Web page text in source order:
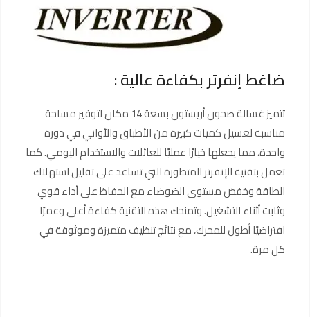
ضاغط إنفرتر بكفاءة عالية :
تتميز غسالة صحون أريستون بسعة 14 مكان لتوفير مساحة
مناسبة لغسيل كميات كبيرة من الأطباق والأواني في دورة
واحدة، مما يجعلها خيارًا عمليًا للعائلات والاستخدام اليومي. كما
تعمل بتقنية الإنفرتر المتطورة التي تساعد على تقليل استهلاك
الطاقة وخفض مستوى الضوضاء مع الحفاظ على أداء قوي
وثابت أثناء التشغيل. وتمنحك هذه التقنية كفاءة أعلى وعمرًا
افتراضيًا أطول للمحرك، مع نتائج تنظيف متميزة وموثوقة في
كل مرة.